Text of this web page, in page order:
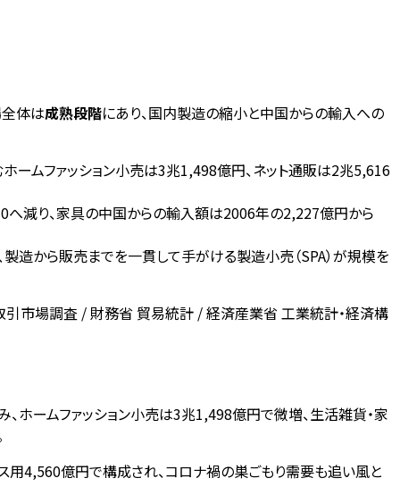
全体は成熟段階にあり、国内製造の縮小と中国からの輸入への
ームファッション小売は3兆1,498億円、ネット通販は2兆5,616
減り、家具の中国からの輸入額は2006年の2,227億円から
造から販売までを一貫して手がける製造小売（SPA）が規模を
引市場調査 / 財務省 貿易統計 / 経済産業省 工業統計・経済構
ームファッション小売は3兆1,498億円で微増、生活雑貨・家
用4,560億円で構成され、コロナ禍の巣ごもり需要も追い風と